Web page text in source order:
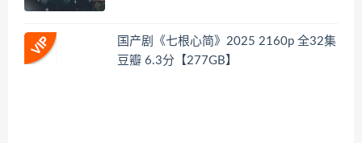
国产剧《七根心简》2025 2160p 全32集
豆瓣 6.3分【277GB】